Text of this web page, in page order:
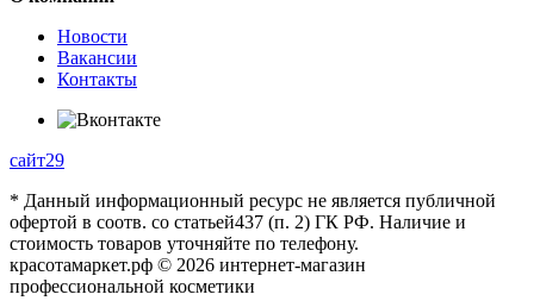
Новости
Вакансии
Контакты
сайт29
* Данный информационный ресурс не является публичной
офертой в соотв. со статьей437 (п. 2) ГК РФ. Наличие и
стоимость товаров уточняйте по телефону.
красотамаркет.рф © 2026 интернет-магазин
профессиональной косметики